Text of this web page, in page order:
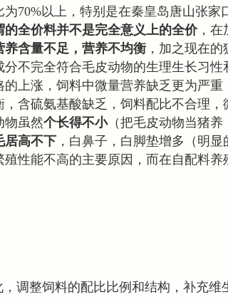
70%以上，特别是在秦皇岛唐山张家
的全价料并不是完全意义上的全价，在
养含量不足，营养不均衡 ，加之现在
不完全符合毛皮动物的生理生长习性
上涨，饲料中微量营养缺乏更为严重
含硫氨基酸缺乏，饲料配比不合理，
物虽然个长得不小（把毛皮动物当猪养
居高不下 ，白鼻子，白脚垫增多（明
性能不高的主要原因，而在自配料
，调整饲料的配比比例和结构，补充维